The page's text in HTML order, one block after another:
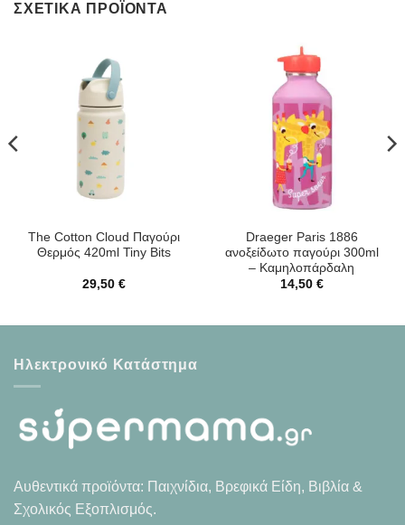
ΣΧΕΤΙΚΆ ΠΡΟΪΌΝΤΑ
The Cotton Cloud Παγούρι
Θερμός 420ml Tiny Bits
29,50 €
Draeger Paris 1886
ανοξείδωτο παγούρι 300ml
– Καμηλοπάρδαλη
14,50 €
Ηλεκτρονικό Κατάστημα
Αυθεντικά προϊόντα: Παιχνίδια, Βρεφικά Είδη, Βιβλία &
Σχολικός Εξοπλισμός.